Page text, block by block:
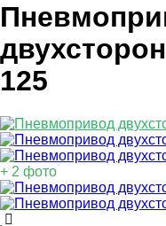
125
+ 2 фото